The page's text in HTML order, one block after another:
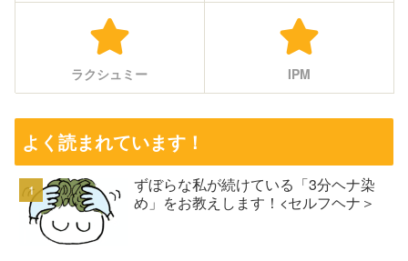
ラクシュミー IPM
よく読まれています！
ずぼらな私が続けている「3分ヘナ染
め」をお教えします！<セルフヘナ＞